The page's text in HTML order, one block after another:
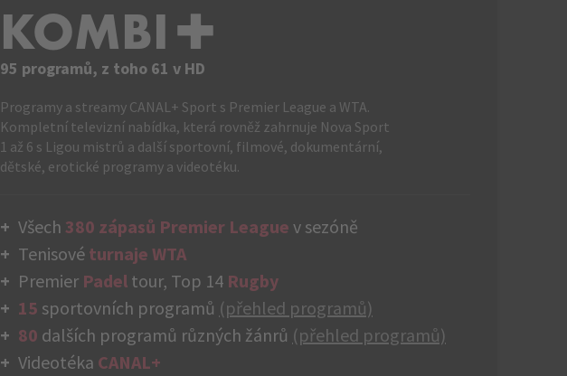
KOMBI+
95 programů, z toho 61 v HD
Programy a streamy CANAL+ Sport s Premier League a WTA.
Kompletní televizní nabídka, která rovněž zahrnuje Nova Sport
1 až 6 s Ligou mistrů a další sportovní, filmové, dokumentární,
dětské, erotické programy a videotéku.
Všech 380 zápasů Premier League v sezóně
Tenisové turnaje WTA
Premier Padel tour, Top 14 Rugby
15 sportovních programů (přehled programů)
80 dalších programů různých žánrů (přehled programů)
Videotéka CANAL+